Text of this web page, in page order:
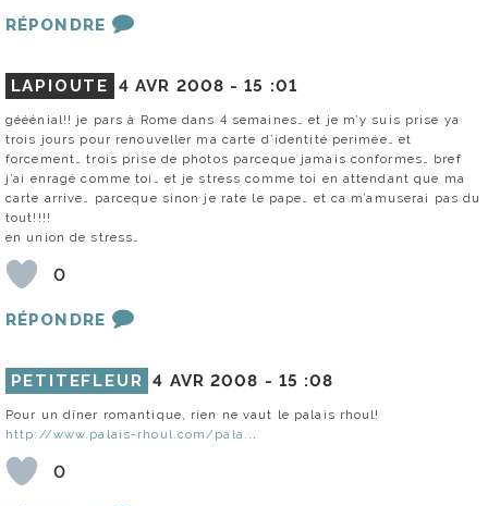
RÉPONDRE
LAPIOUTE 4 AVR 2008 -15 :01
gééénial!! je pars à Rome dans 4 semaines… et je m’y suis prise ya
trois jours pour renouveller ma carte d’identité perimée… et
forcement… trois prise de photos parceque jamais conformes… bref
j’ai enragé comme toi… et je stress comme toi en attendant que ma
carte arrive… parceque sinon je rate le pape… et ca m’amuserai pas du
tout!!!!
en union de stress…
0
RÉPONDRE
PETITEFLEUR 4 AVR 2008 - 15 :08
Pour un dîner romantique, rien ne vaut le palais rhoul!
http://www.palais-rhoul.com/pala.. .
0